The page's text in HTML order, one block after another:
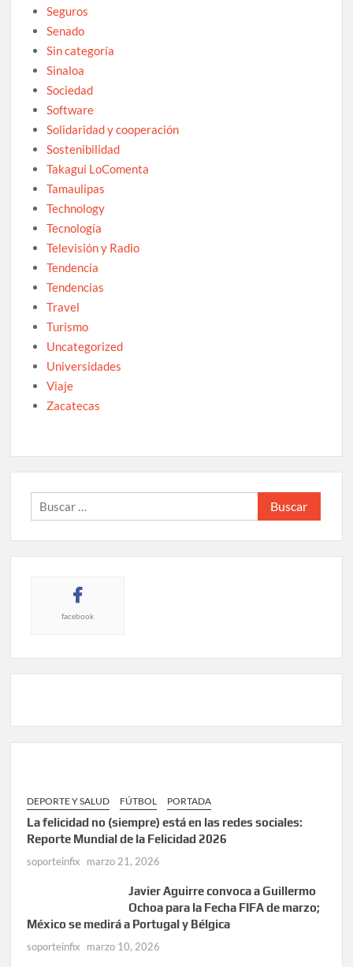
Seguros
Senado
Sin categoría
Sinaloa
Sociedad
Software
Solidaridad y cooperación
Sostenibilidad
Takagui LoComenta
Tamaulipas
Technology
Tecnología
Televisión y Radio
Tendencia
Tendencias
Travel
Turismo
Uncategorized
Universidades
Viaje
Zacatecas
Buscar:
facebook
DEPORTE Y SALUD FÚTBOL PORTADA
La felicidad no (siempre) está en las redes sociales:
Reporte Mundial de la Felicidad 2026
soporteinfix marzo 21, 2026
Javier Aguirre convoca a Guillermo
Ochoa para la Fecha FIFA de marzo;
México se medirá a Portugal y Bélgica
soporteinfix marzo 10, 2026